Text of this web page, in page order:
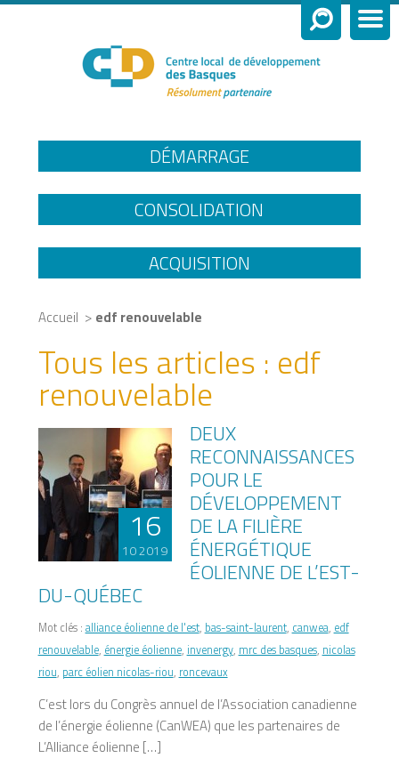
DÉMARRAGE
CONSOLIDATION
ACQUISITION
Accueil > edf renouvelable
Tous les articles : edf
renouvelable
16
10 2019
DEUX
RECONNAISSANCES
POUR LE
DÉVELOPPEMENT
DE LA FILIÈRE
ÉNERGÉTIQUE
ÉOLIENNE DE L’EST-
DU-QUÉBEC
Mot clés : alliance éolienne de l'est, bas-saint-laurent, canwea, edf
renouvelable, énergie éolienne, invenergy, mrc des basques, nicolas
riou, parc éolien nicolas-riou, roncevaux
C’est lors du Congrès annuel de l’Association canadienne
de l’énergie éolienne (CanWEA) que les partenaires de
L’Alliance éolienne […]